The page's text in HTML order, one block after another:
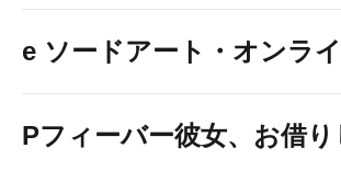
e ソードアート・オンラ
Pフィーバー彼女、お借